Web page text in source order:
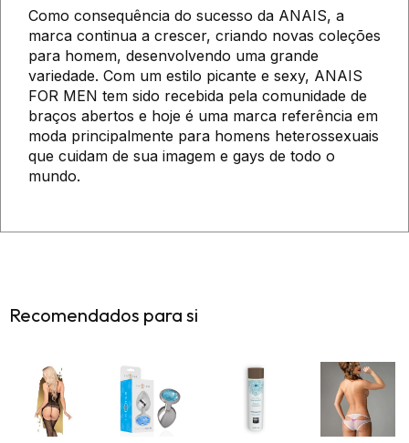
Como consequência do sucesso da ANAIS, a
marca continua a crescer, criando novas coleções
para homem, desenvolvendo uma grande
variedade. Com um estilo picante e sexy, ANAIS
FOR MEN tem sido recebida pela comunidade de
braços abertos e hoje é uma marca referência em
moda principalmente para homens heterossexuais
que cuidam de sua imagem e gays de todo o
mundo.
Recomendados para si